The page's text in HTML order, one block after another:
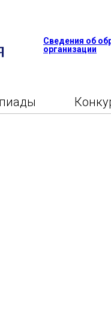
Сведения об
организации